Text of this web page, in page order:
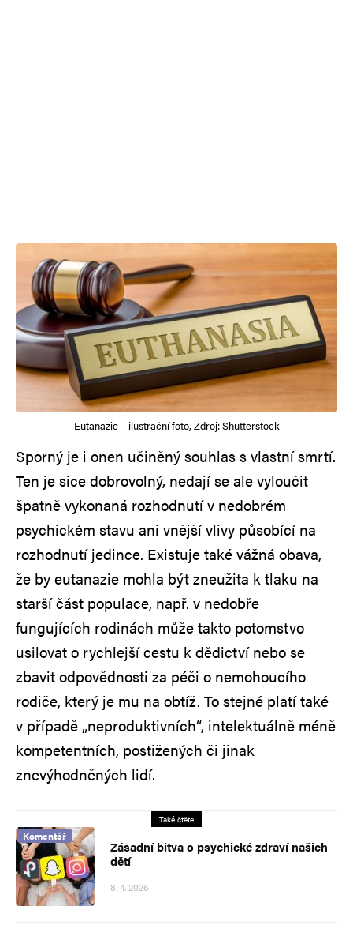
Eutanazie – ilustrační foto, Zdroj: Shutterstock
Sporný je i onen učiněný souhlas s vlastní smrtí.
Ten je sice dobrovolný, nedají se ale vyloučit
špatně vykonaná rozhodnutí v nedobrém
psychickém stavu ani vnější vlivy působící na
rozhodnutí jedince. Existuje také vážná obava,
že by eutanazie mohla být zneužita k tlaku na
starší část populace, např. v nedobře
fungujících rodinách může takto potomstvo
usilovat o rychlejší cestu k dědictví nebo se
zbavit odpovědnosti za péči o nemohoucího
rodiče, který je mu na obtíž. To stejné platí také
v případě „neproduktivních“, intelektuálně méně
kompetentních, postižených či jinak
znevýhodněných lidí.
Také čtěte
Komentář
Zásadní bitva o psychické zdraví našich
dětí
8. 4. 2026